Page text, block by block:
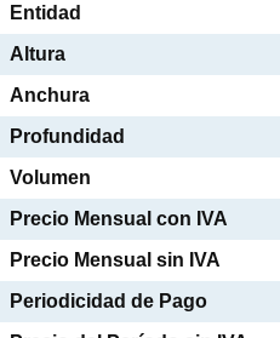
Entidad
Altura
Anchura
Profundidad
Volumen
Precio Mensual con IVA
Precio Mensual sin IVA
Periodicidad de Pago